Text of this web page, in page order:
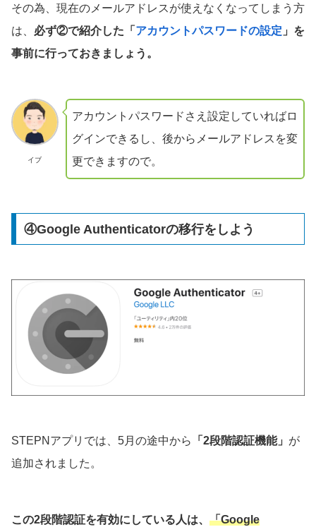
その為、現在のメールアドレスが使えなくなってしまう方
は、 必ず②で紹介した「 アカウントパスワードの設定 」を
事前に行っておきましょう。
イブ
アカウントパスワードさえ設定していればロ
グインできるし、後からメールアドレスを変
更できますので。
④Google Authenticatorの移行をしよう
STEPNアプリでは、5月の途中から 「2段階認証機能」 が
追加されました。
この2段階認証を有効にしている人は、 「Google